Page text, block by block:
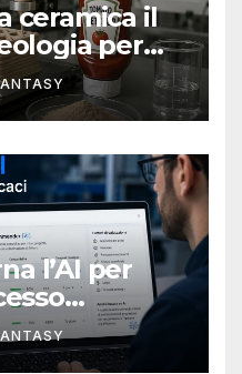
ceramica il
per
la
l’AI per